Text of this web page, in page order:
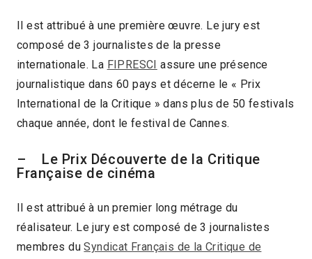
Il est attribué à une première œuvre. Le jury est
composé de 3 journalistes de la presse
internationale. La FIPRESCI assure une présence
journalistique dans 60 pays et décerne le « Prix
International de la Critique » dans plus de 50 festivals
chaque année, dont le festival de Cannes.
– Le Prix Découverte de la Critique
Française de cinéma
Il est attribué à un premier long métrage du
réalisateur. Le jury est composé de 3 journalistes
membres duSyndicat Français de la Critique de